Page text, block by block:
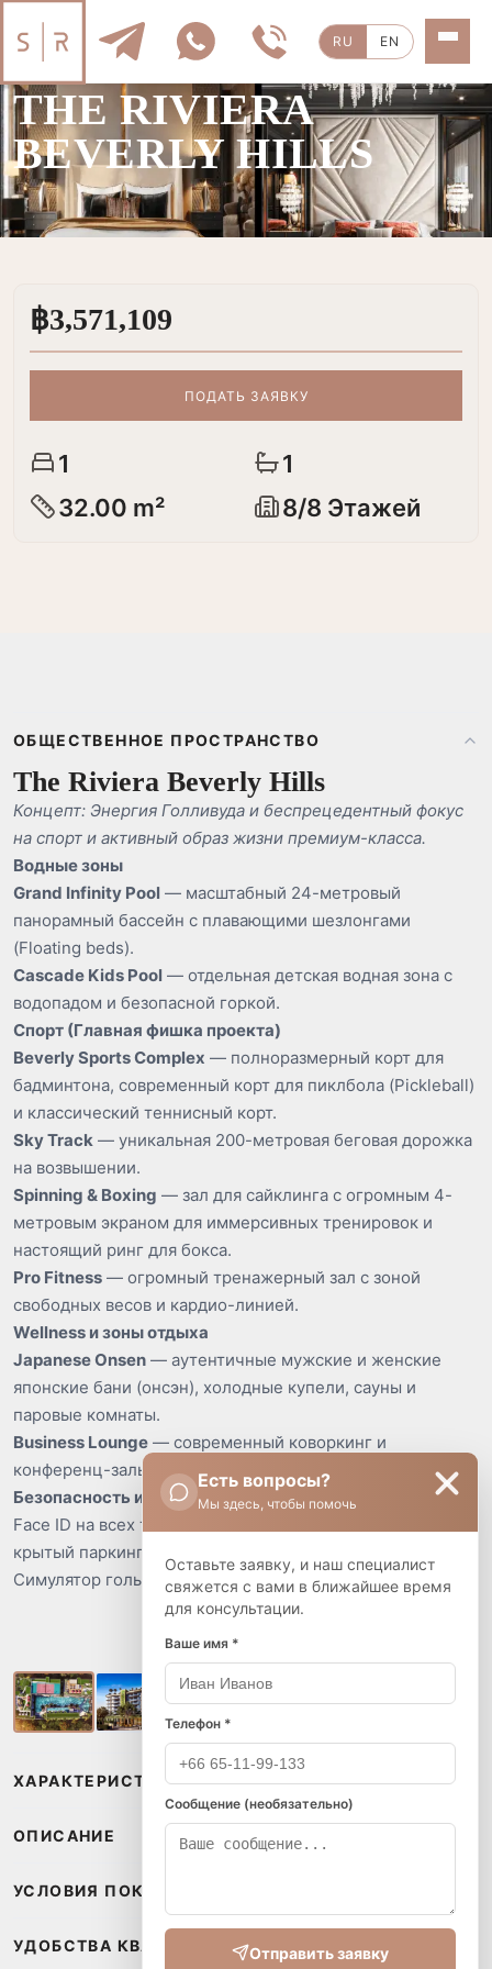
RU EN
ПРОДАЖА
THE RIVIERA
BEVERLY HILLS
฿3,571,109
ПОДАТЬ ЗАЯВКУ
1
1
32.00 m²
8/8 Этажей
ОБЩЕСТВЕННОЕ ПРОСТРАНСТВО
The Riviera Beverly Hills
Концепт: Энергия Голливуда и беспрецедентный фокус
на спорт и активный образ жизни премиум-класса.
Водные зоны
Grand Infinity Pool — масштабный 24-метровый
панорамный бассейн с плавающими шезлонгами
(Floating beds).
Cascade Kids Pool — отдельная детская водная зона с
водопадом и безопасной горкой.
Спорт (Главная фишка проекта)
Beverly Sports Complex — полноразмерный корт для
бадминтона, современный корт для пиклбола (Pickleball)
и классический теннисный корт.
Sky Track — уникальная 200-метровая беговая дорожка
на возвышении.
Spinning & Boxing — зал для сайклинга с огромным 4-
метровым экраном для иммерсивных тренировок и
настоящий ринг для бокса.
Pro Fitness — огромный тренажерный зал с зоной
свободных весов и кардио-линией.
Wellness и зоны отдыха
Japanese Onsen — аутентичные мужские и женские
японские бани (онсэн), холодные купели, сауны и
паровые комнаты.
Business Lounge — современный коворкинг и
конференц-залы для деловых встреч.
Безопасность и удобства
Face ID на всех точках доступа, круглосуточная охрана и
крытый паркинг.
Симулятор гольфа и столы для настольного тенниса.
ХАРАКТЕРИСТИКИ
ОПИСАНИЕ
УСЛОВИЯ ПОКУПКИ
УДОБСТВА КВАРТИРЫ
Есть вопросы?
Мы здесь, чтобы помочь
Оставьте заявку, и наш специалист
свяжется с вами в ближайшее время
для консультации.
Ваше имя *
Телефон *
Сообщение (необязательно)
Отправить заявку